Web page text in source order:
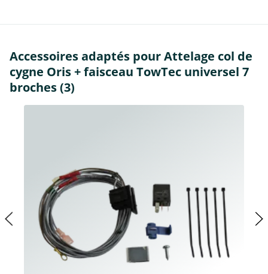
Accessoires adaptés pour Attelage col de
cygne Oris + faisceau TowTec universel 7
broches (3)